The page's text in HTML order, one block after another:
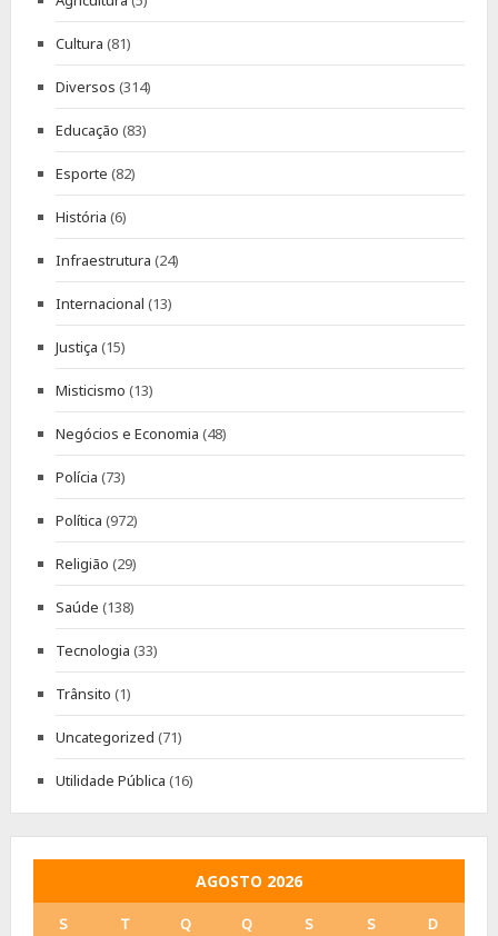
Cultura (81)
Diversos (314)
Educação (83)
Esporte (82)
História (6)
Infraestrutura (24)
Internacional (13)
Justiça (15)
Misticismo (13)
Negócios e Economia (48)
Polícia (73)
Política (972)
Religião (29)
Saúde (138)
Tecnologia (33)
Trânsito (1)
Uncategorized (71)
Utilidade Pública (16)
AGOSTO 2026
S T Q Q S S D